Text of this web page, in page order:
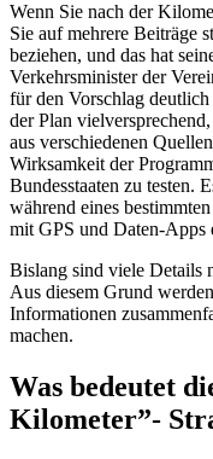
Wenn Sie nach der
Sie auf mehrere Beiträge
beziehen, und das hat
Verkehrsminister der
für den Vorschlag
der Plan
aus verschiedenen
Wirksamkeit der
Bundesstaaten zu testen.
während eines
mit GPS und Daten-Apps
Bislang sind viele Details
Aus diesem Grund
Informationen
machen.
Was bedeutet
Kilometer”-